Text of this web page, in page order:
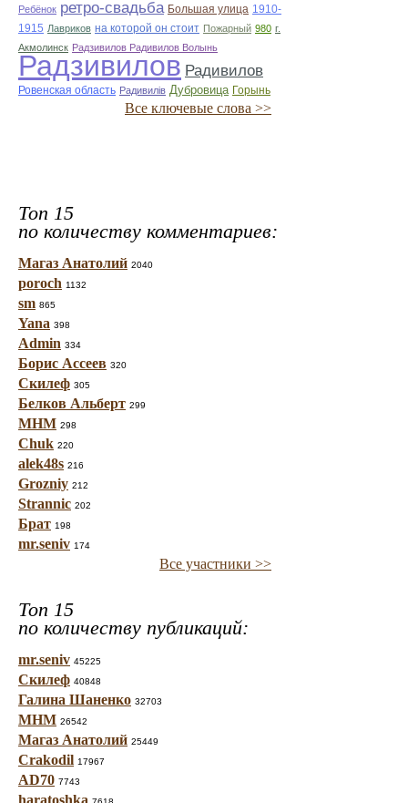
Ребёнок ретро-свадьба Большая улица 1910-
1915 Лавриков на которой он стоит Пожарный 980 г.
Акмолинск Радзивилов Радивилов Волынь
Радзивилов Радивилов
Ровенская область Радивилiв Дубровица Горынь
Все ключевые слова >>
Топ 15
по количеству комментариев:
Магаз Анатолий 2040
poroch 1132
sm 865
Yana 398
Admin 334
Борис Ассеев 320
Скилеф 305
Белков Альберт 299
МНМ 298
Chuk 220
alek48s 216
Grozniy 212
Strannic 202
Брат 198
mr.seniv 174
Все участники >>
Топ 15
по количеству публикаций:
mr.seniv 45225
Скилеф 40848
Галина Шаненко 32703
МНМ 26542
Магаз Анатолий 25449
Crakodil 17967
AD70 7743
haratoshka